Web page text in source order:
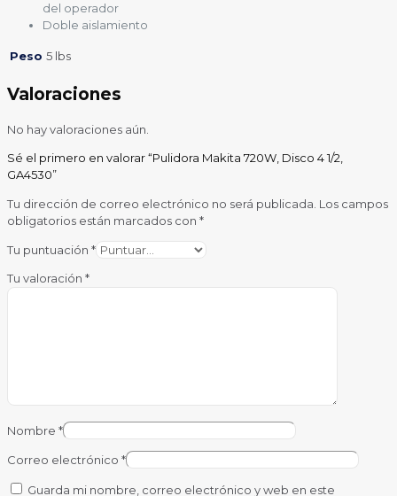
del operador
Doble aislamiento
Peso 5 lbs
Valoraciones
No hay valoraciones aún.
Sé el primero en valorar “Pulidora Makita 720W, Disco 4 1/2,
GA4530”
Tu dirección de correo electrónico no será publicada. Los campos
obligatorios están marcados con *
Tu puntuación *
Tu valoración *
Nombre *
Correo electrónico *
Guarda mi nombre, correo electrónico y web en este